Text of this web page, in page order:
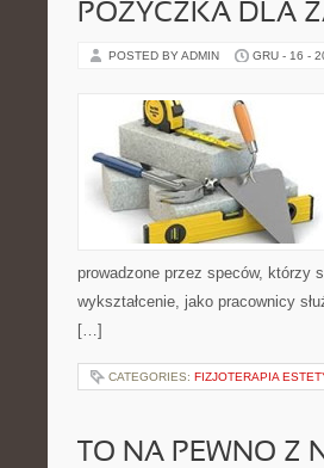
POŻYCZKA DLA
POSTED BY ADMIN GRU - 16 -
prowadzone przez speców, którzy
wykształcenie, jako pracownicy
[…]
CATEGORIES: FIZJOTERAPIA
TO NA PEWNO Z